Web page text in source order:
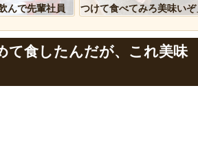
、国防総省職員数千人をウソ発見器にかけ
転など盛りだくさん
百屋 ← これ見たことある？野菜とかスーパ
輪が2輪あるバイクｗｗｗｗｗｗｗｗｗ
んなは職場のBBQなに持ってけば嬉しい？
んで先輩社員
つけて食べてみろ美味いぞ
て食したんだが、これ美味